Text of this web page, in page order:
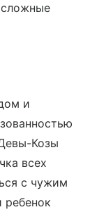
сложные
и
Козы
всех
с чужим